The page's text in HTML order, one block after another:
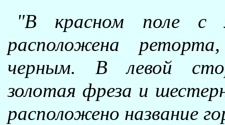
"В красном поле с
расположена
черным. В левой
золотая фреза и
расположено название